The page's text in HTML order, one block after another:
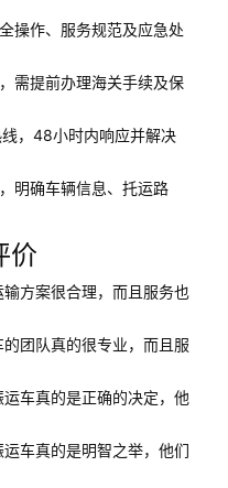
操作、服务规范及应急处
需提前办理海关手续及保
，48小时内响应并解决
明确车辆信息、托运路
价
输方案很合理，而且服务也
的团队真的很专业，而且服
车真的是正确的决定，他
车真的是明智之举，他们